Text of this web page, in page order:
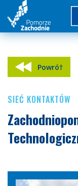
Powró†
SIEĆ KONTAKTÓW